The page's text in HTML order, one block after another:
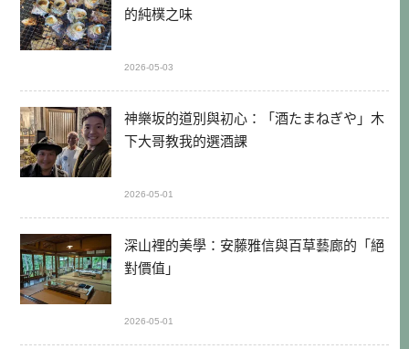
的純樸之味
2026-05-03
神樂坂的道別與初心：「酒たまねぎや」木
下大哥教我的選酒課
2026-05-01
深山裡的美學：安藤雅信與百草藝廊的「絕
對價值」
2026-05-01